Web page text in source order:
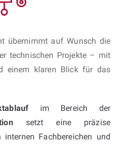
übernimmt auf Wunsch die
technischen Projekte – mit
einem klaren Blick für das
im Bereich der
setzt eine präzise
Fachbereichen und